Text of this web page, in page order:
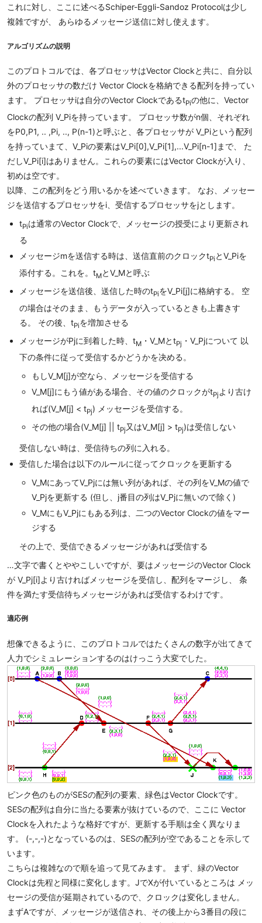
これに対し、ここに述べるSchiper-Eggli-Sandoz Protocolは少し
複雑ですが、 あらゆるメッセージ送信に対し使えます。
アルゴリズムの説明
このプロトコルでは、各プロセッサはVector Clockと共に、自分以
外のプロセッサの数だけ Vector Clockを格納できる配列を持ってい
ます。 プロセッサiは自分のVector ClockであるtPiの他に、Vector
Clockの配列 V_Piを持っています。 プロセッサ数がn個、それぞれ
をP0,P1, .. ,Pi, .., P(n-1)と呼ぶと、各プロセッサが V_Piという配列
を持っていまて、V_Piの要素はV_Pi[0],V_Pi[1],...V_Pi[n-1]まで、 た
だしV_Pi[i]はありません。これらの要素にはVector Clockが入り、
初めは空です。
以降、この配列をどう用いるかを述べていきます。 なお、メッセー
ジを送信するプロセッサをi、受信するプロセッサをjとします。
tPiは通常のVector Clockで、メッセージの授受により更新され
る
メッセージmを送信する時は、送信直前のクロックtPi とV_Piを
添付する。これを。tMとV_Mと呼ぶ
メッセージを送信後、送信した時のtPiをV_Pi[j]に格納する。 空
の場合はそのまま、もうデータが入っているときも上書きす
る。 その後、tPiを増加させる
メッセージがPjに到着した時、tM ・V_MとtPj ・V_Pjについて 以
下の条件に従って受信するかどうかを决める。
もしV_M[j]が空なら、メッセージを受信する
V_M[j]にもう値がある場合、その値のクロックがtPjより古け
れば(V_M[j] < tPj) メッセージを受信する。
その他の場合(V_M[j] || tPj 又はV_M[j] > tPj)は受信しない
受信しない時は、受信待ちの列に入れる。
受信した場合は以下のルールに従ってクロックを更新する
V_MにあってV_Pjには無い列があれば、その列をV_Mの値で
V_Pjを更新する (但し、j番目の列はV_Pjに無いので除く)
V_MにもV_Pjにもある列は、二つのVector Clockの値をマー
ジする
その上で、受信できるメッセージがあれば受信する
…文字で書くとややこしいですが、要はメッセージのVector Clock
が V_Pj[i]より古ければメッセージを受信し、配列をマージし、 条
件を満たす受信待ちメッセージがあれば受信するわけです。
適応例
想像できるように、このプロトコルではたくさんの数字が出てきて
人力でシミュレーションするのはけっこう大変でした。
ピンク色のものがSESの配列の要素、緑色はVector Clockです。
SESの配列は自分に当たる要素が抜けているので、ここに Vector
Clockを入れたような格好ですが、更新する手順は全く異なりま
す。 (-,-,-)となっているのは、SESの配列が空であることを示して
います。
こちらは複雑なので順を追って見てみます。 まず、緑のVector
Clockは先程と同様に変化します。JでXが付いているところは メッ
セージの受信が延期されているので、クロックは変化しません。
まずAですが、メッセージが送信され、その後上から3番目の段に